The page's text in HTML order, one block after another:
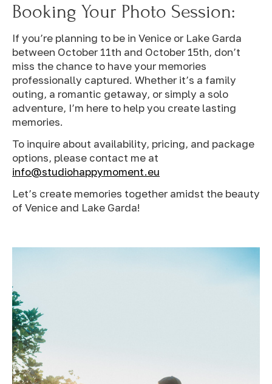
Booking Your Photo Session:
If you’re planning to be in Venice or Lake Garda
between October 11th and October 15th, don’t
miss the chance to have your memories
professionally captured. Whether it’s a family
outing, a romantic getaway, or simply a solo
adventure, I’m here to help you create lasting
memories.
To inquire about availability, pricing, and package
options, please contact me at
info@studiohappymoment.eu
Let’s create memories together amidst the beauty
of Venice and Lake Garda!